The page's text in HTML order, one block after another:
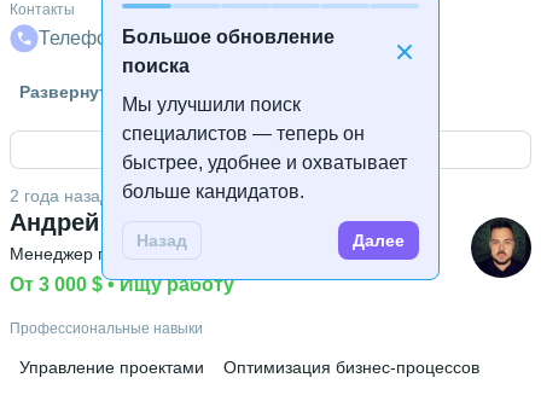
Большое обновление
поиска
Мы улучшили поиск
специалистов — теперь он
быстрее, удобнее и охватывает
больше кандидатов.
Назад Далее
Контакты
Телефон Телеграм
Знание языков
Английский В2
Высшее образование
Московский политех • Энергомашиностроения и
приборостроения; ЭМиП
Дополнительное образование
Специалист.ру
Развернуть
Открыть контакты
Андрей Калашников
2 года назад
Менеджер проекта Менеджер продукта • Lead
От 3 000 $ • Ищу работу
Профессиональные навыки
Управление проектами
Оптимизация бизнес-процессов